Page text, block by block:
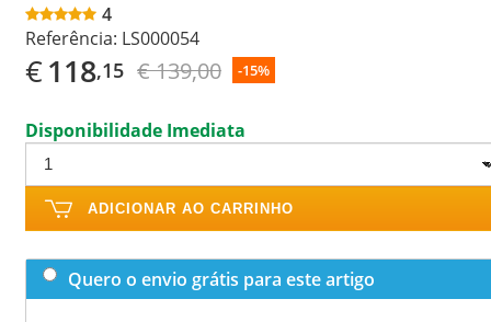
4
Referência: LS000054
€118,15 € 139,00 -15%
Disponibilidade Imediata
ADICIONAR AO CARRINHO
Quero o envio grátis para este artigo